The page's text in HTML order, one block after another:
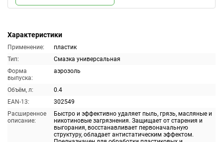
Характеристики
Применение:
пластик
Тип:
Смазка универсальная
Форма
выпуска:
аэрозоль
Объём, л:
0.4
EAN-13:
302549
Расширенное
описание:
Быстро и эффективно удаляет пыль, грязь, масляные и
никотиновые загрязнения. Защищает от старения и
выгорания, восстанавливает первоначальную
структуру, обладает антистатическим эффектом.